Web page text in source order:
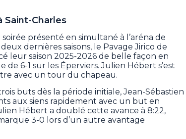
Saint-Charles
présenté en simultané à l’aréna de
dernières saisons, le Pavage Jirico de
leur saison 2025-2026 de belle façon en
6-1 sur les Éperviers. Julien Hébert s’est
avec un tour du chapeau.
buts dès la période initiale, Jean-Sébastien
aux siens rapidement avec un but en
Hébert a doublé cette avance à 8:22,
3-0 lors d’un autre avantage